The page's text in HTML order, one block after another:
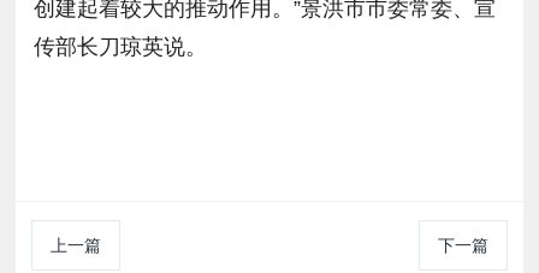
创建起着较大的推动作用。”景洪市市委常委、宣
传部长刀琼英说。
上一篇 下一篇